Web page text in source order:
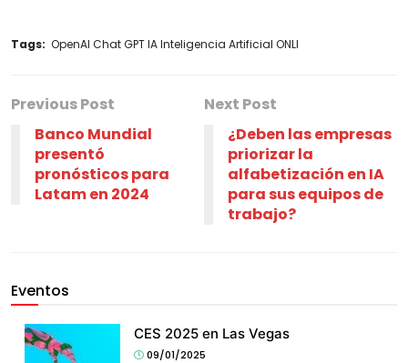
Tags: OpenAI Chat GPT IA Inteligencia Artificial ONLI
Previous Post
Banco Mundial
presentó
pronósticos para
Latam en 2024
Next Post
¿Deben las empresas
priorizar la
alfabetización en IA
para sus equipos de
trabajo?
Eventos
CES 2025 en Las Vegas
09/01/2025